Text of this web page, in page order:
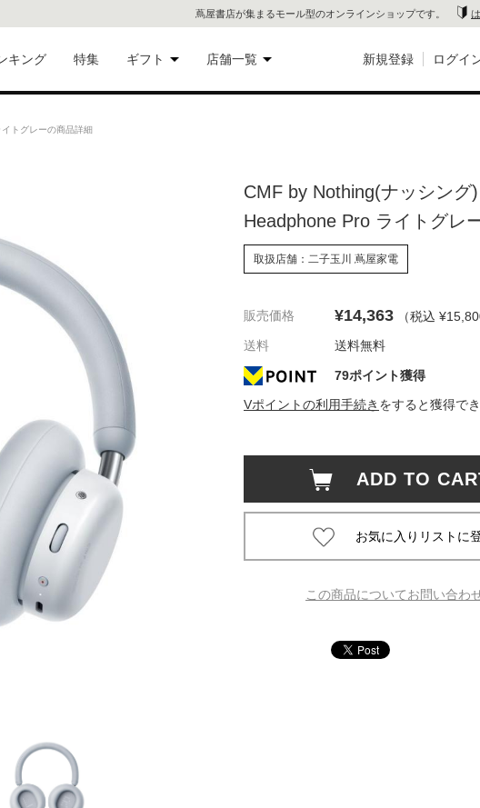
蔦屋書店が集まるモール型のオンラインショップです。
キング 特集 ギフト 店舗一覧
代官山 蔦
屋書店
書店
屋書店
京都岡崎
新規登録 ログイ
トグレーの商品詳細
CMF by Nothing(ナッシング)
Headphone Pro ライトグレ
取扱店舗：二子玉川 蔦屋家電
販売価格 ¥14,363 （税込
送料
送料無料
79ポイント獲得
Vポイントの利用手続き をすると獲得で
ADD TO
この商品についてお問い合わ